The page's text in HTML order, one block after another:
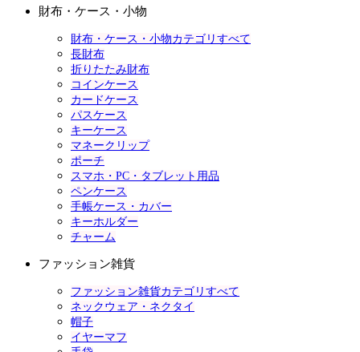
財布・ケース・小物
財布・ケース・小物カテゴリすべて
長財布
折りたたみ財布
コインケース
カードケース
パスケース
キーケース
マネークリップ
ポーチ
スマホ・PC・タブレット用品
ペンケース
手帳ケース・カバー
キーホルダー
チャーム
ファッション雑貨
ファッション雑貨カテゴリすべて
ネックウェア・ネクタイ
帽子
イヤーマフ